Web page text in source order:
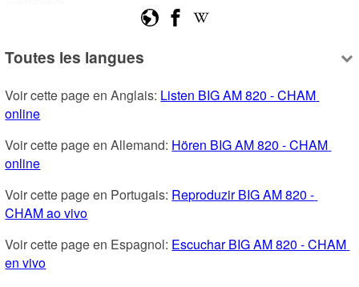
Toutes les langues
Voir cette page en Anglais: Listen BIG AM 820 - CHAM
online
Voir cette page en Allemand: Hören BIG AM 820 - CHAM
online
Voir cette page en Portugais: Reproduzir BIG AM 820 -
CHAM ao vivo
Voir cette page en Espagnol: Escuchar BIG AM 820 - CHAM
en vivo